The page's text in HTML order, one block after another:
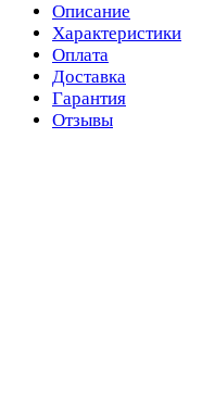
Описание
Характеристики
Оплата
Доставка
Гарантия
Отзывы